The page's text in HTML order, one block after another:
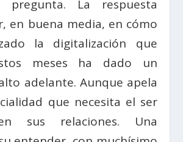
pregunta. La respuesta
en buena media, en cómo
la digitalización que
meses ha dado un
adelante. Aunque apela
que necesita el ser
sus relaciones. Una